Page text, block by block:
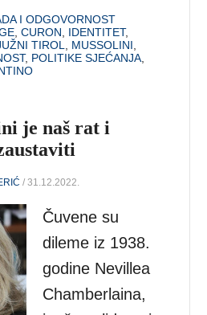
I ODGOVORNOST
,CURON IDENTITET,
TIROL MUSSOLINI
, POLITIKE SJEĆANJA
je naš rat i
/ 31.12.2022.
Čuvene su
dileme iz 1938.
godine Nevillea
Chamberlaina,